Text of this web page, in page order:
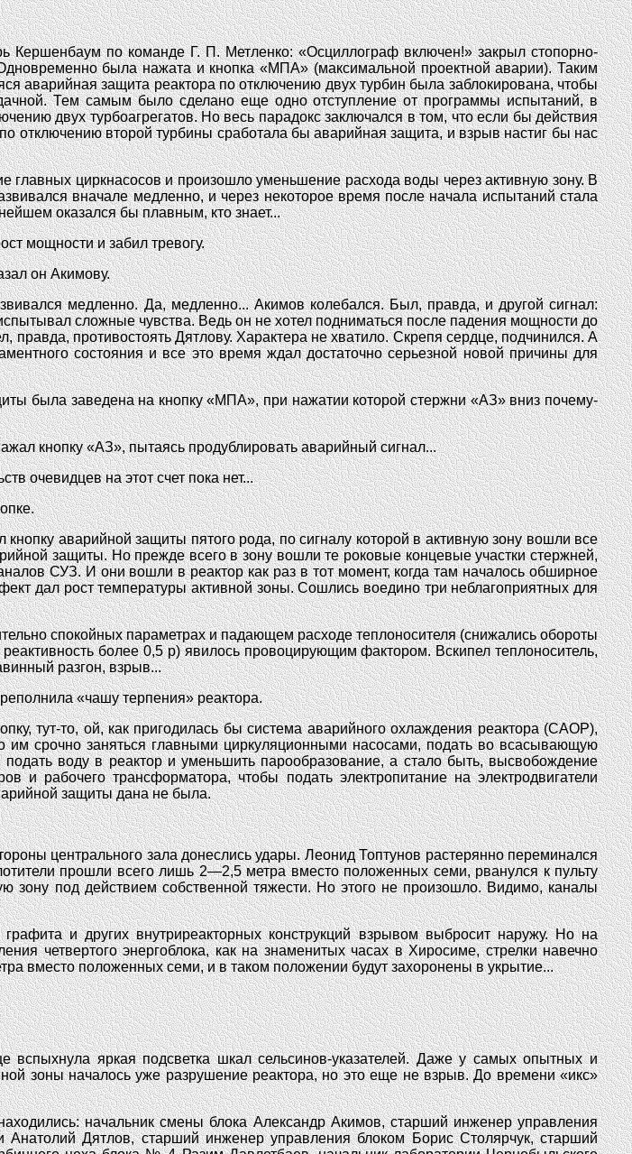
по команде Г. П. Метленко: «Осциллограф включен!» закрыл стопорно-
была нажата и кнопка «МПА» (максимальной проектной аварии). Таким
защита реактора по отключению двух турбин была заблокирована, чтобы
Тем самым было сделано еще одно отступление от программы испытаний, в
двух турбоагрегатов. Но весь парадокс заключался в том, что если бы действия
отключению второй турбины сработала бы аварийная защита, и взрыв настиг бы нас
главных циркнасосов и произошло уменьшение расхода воды через активную зону. В
вначале медленно, и через некоторое время после начала испытаний стала
оказался бы плавным, кто знает...
мощности и забил тревогу.
он Акимову.
медленно. Да, медленно... Акимов колебался. Был, правда, и другой сигнал:
сложные чувства. Ведь он не хотел подниматься после падения мощности до
противостоять Дятлову. Характера не хватило. Скрепя сердце, подчинился. А
состояния и все это время ждал достаточно серьезной новой причины для
была заведена на кнопку «МПА», при нажатии которой стержни «АЗ» вниз почему-
кнопку «АЗ», пытаясь продублировать аварийный сигнал...
очевидцев на этот счет пока нет...
аварийной защиты пятого рода, по сигналу которой в активную зону вошли все
защиты. Но прежде всего в зону вошли те роковые концевые участки стержней,
СУЗ. И они вошли в реактор как раз в тот момент, когда там началось обширное
дал рост температуры активной зоны. Сошлись воедино три неблагоприятных для
спокойных параметрах и падающем расходе теплоносителя (снижались обороты
более 0,5 р) явилось провоцирующим фактором. Вскипел теплоноситель,
разгон, взрыв...
«чашу терпения» реактора.
тут-то, ой, как пригодилась бы система аварийного охлаждения реактора (САОР),
срочно заняться главными циркуляционными насосами, подать во всасывающую
воду в реактор и уменьшить парообразование, а стало быть, высвобождение
и рабочего трансформатора, чтобы подать электропитание на электродвигатели
защиты дана не была.
центрального зала донеслись удары. Леонид Топтунов растерянно переминался
прошли всего лишь 2—2,5 метра вместо положенных семи, рванулся к пульту
зону под действием собственной тяжести. Но этого не произошло. Видимо, каналы
и других внутриреакторных конструкций взрывом выбросит наружу. Но на
четвертого энергоблока, как на знаменитых часах в Хиросиме, стрелки навечно
вместо положенных семи, и в таком положении будут захоронены в укрытие...
яркая подсветка шкал сельсинов-указателей. Даже у самых опытных и
зоны началось уже разрушение реактора, но это еще не взрыв. До времени «икс»
начальник смены блока Александр Акимов, старший инженер управления
Анатолий Дятлов, старший инженер управления блоком Борис Столярчук, старший